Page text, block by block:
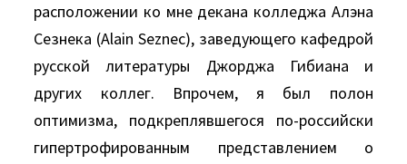
расположении ко мне декана колледжа Алэна
Сезнека (Alain Seznec), заведующего кафедрой
русской литературы Джорджа Гибиана и
других коллег. Впрочем, я был полон
оптимизма, подкреплявшегося по-российски
гипертрофированным представлением о